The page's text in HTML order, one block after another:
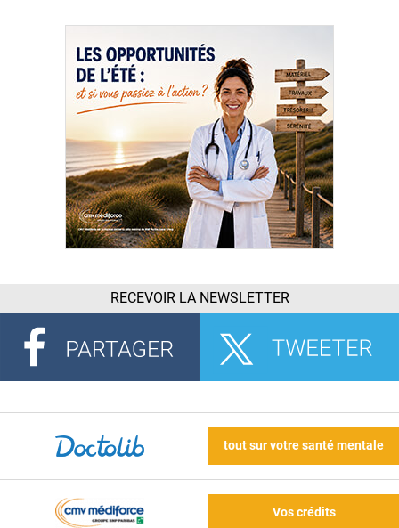
RECEVOIR LA NEWSLETTER
tout sur votre santé mentale
Vos crédits